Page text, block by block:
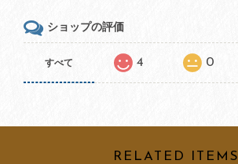
ショップの評価
すべて 4 0
RELATED ITEMS